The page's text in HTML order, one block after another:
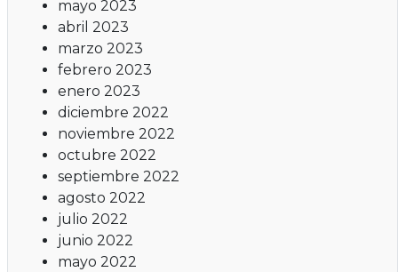
mayo 2023
abril 2023
marzo 2023
febrero 2023
enero 2023
diciembre 2022
noviembre 2022
octubre 2022
septiembre 2022
agosto 2022
julio 2022
junio 2022
mayo 2022